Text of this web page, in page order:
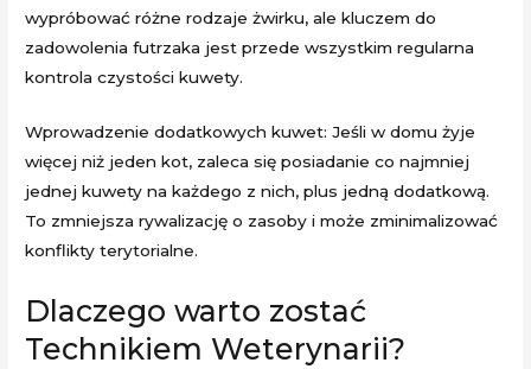
wypróbować różne rodzaje żwirku, ale kluczem do
zadowolenia futrzaka jest przede wszystkim regularna
kontrola czystości kuwety.
Wprowadzenie dodatkowych kuwet: Jeśli w domu żyje
więcej niż jeden kot, zaleca się posiadanie co najmniej
jednej kuwety na każdego z nich, plus jedną dodatkową.
To zmniejsza rywalizację o zasoby i może zminimalizować
konflikty terytorialne.
Dlaczego warto zostać
Technikiem Weterynarii?